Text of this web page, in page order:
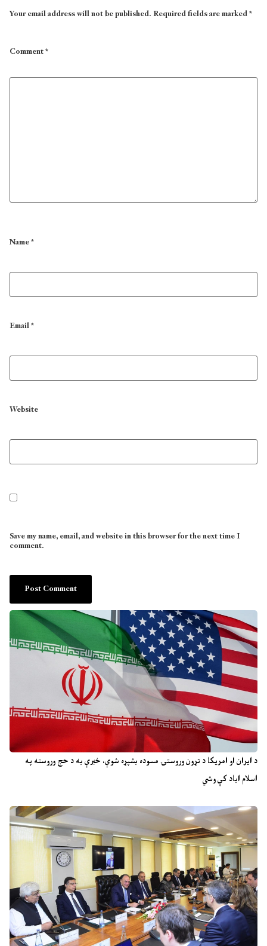
د ایران او امریکا د تړون وروستۍ مسوده بشپړه شوې، خبرې به د حج وروسته په
اسلام اباد کې وشي
Your email address will not be published.Required fields are marked*
Comment*
Name*
Email*
Website
Save my name, email, and website in this browser for the next time I
comment.